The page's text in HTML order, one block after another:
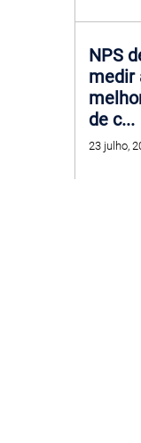
NPS
medir
de c...
23 julho,